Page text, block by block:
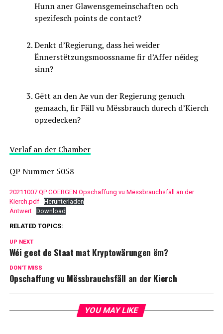
Hunn aner Glawensgemeinschaften och
spezifesch points de contact?
Denkt d’Regierung, dass hei weider
Ënnerstëtzungsmoossname fir d’Affer néideg
sinn?
Gëtt an den Ae vun der Regierung genuch
gemaach, fir Fäll vu Mëssbrauch durech d’Kierch
opzedecken?
Verlaf an der Chamber
QP Nummer 5058
20211007 QP GOERGEN Opschaffung vu Mëssbrauchsfäll an der
Kierch.pdf
Herunterladen
Äntwert
Download
RELATED TOPICS:
UP NEXT
Wéi geet de Staat mat Kryptowärungen ëm?
DON'T MISS
Opschaffung vu Mëssbrauchsfäll an der Kierch
YOU MAY LIKE